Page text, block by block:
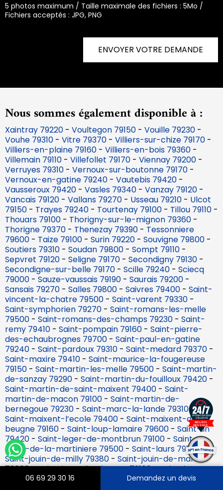
06 69 29 30 16 Demandez un devis
5 photos maximum / Taille maximale des fichiers : 5Mo /
Fichiers acceptés : JPG, PNG
ENVOYER VOTRE DEMANDE
Nous sommes également disponible à :
Xaintray 79220 - Voultegon 79150 - Vouille 79230 -
Vouhe 79310 - Vitre 79370 - Villiers-sur-chize 79170 -
Villiers-en-plaine 79160 - Villiers-en-bois 79360 -
Villemain 79110 - Villefollet 79170 - Viennay 79200 -
Verruyes 79310 - Vernoux-sur-boutonne 79170 -
Vernoux-en-gatine 79240 - Vautebis 79420 -
Vausseroux 79420 - Vasles 79340 - Vanzay 79120 -
Vancais 79120 - Vallans 79270 - Usseau 79210 - Ulcot
79150 - Trayes 79240 - Tourtenay 79100 - Tillou 79110 -
Thouars 79100 - Thorigny-sur-le-mignon 79360 -
Thorigne 79370 - Thenezay 79390 - Tessonniere
79600 - Taize 79100 - Surin 79220 - Souvigne 79800 -
Soutiers 79310 - Soudan 79800 - Sompt 79110 -
Sepvret 79120 - Seligne 79170 - Secondigny 79130 -
Secondigne-sur-belle 79170 - Scille 79240 - Sciecq
79000 - Sauze-vaussais 79190 - Saurais 79200 -
Sansais 79270 - Salles 79800 - Saivres 79400 - Saint-
vincent-la-chatre 79500 - Saint-varent 79330 -
Saint-symphorien 79270 - Saint-romans-les-melle
79500 - Saint-romans-des-champs 79230 - Saint-
remy 79410 - Saint-pompain 79160 - Saint-pierre-
des-echaubrognes 79700 - Saint-paul-en-gatine
79240 - Saint-pardoux 79310 - Saint-medard 79370 -
Saint-maxire 79410 - Saint-maurice-la-fougereuse
79150 - Saint-martin-les-melle 79500 - Saint-martin-
de-sanzay 79290 - Saint-martin-du-fouilloux 79420 -
Saint-martin-de-saint-maixent 79400 - Saint-
martin-de-macon 79100 - Saint-martin-de-
bernegoue 79230 - Saint-marc-la-lande 79310-
Saint-maixent-l’ecole 79400 - Saint-maixent-de-
beugne 79160 - Saint-loup-lamaire 79600 - Saint-lin
79420 - Saint-leger-de-montbrun 79100 - Saint-
leger-de-la-martiniere 79500 - Saint-laurs 79160-
Saint-jouin-de-milly 79380 - Saint-jouin-de-marnes
79600-Saint-jean-de-thouars 79100-Saint-jacques-
de-thouars 79100- Saint-hilaire-la-palud 79210-